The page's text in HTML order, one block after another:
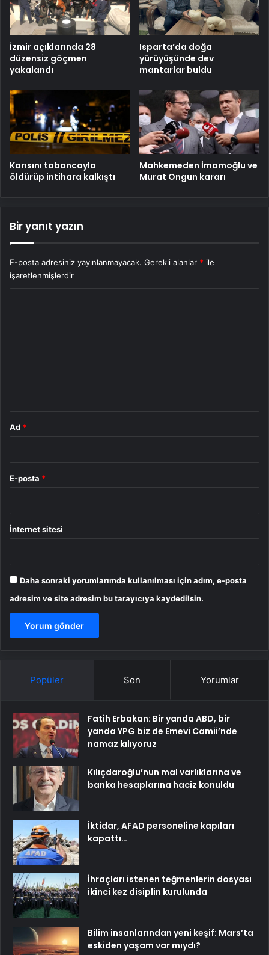
İzmir açıklarında 28
düzensiz göçmen
yakalandı
Isparta’da doğa
yürüyüşünde dev
mantarlar buldu
Karısını tabancayla
öldürüp intihara kalkıştı
Mahkemeden İmamoğlu ve
Murat Ongun kararı
Bir yanıt yazın
E-posta adresiniz yayınlanmayacak. Gerekli alanlar * ile
işaretlenmişlerdir
Ad *
E-posta *
İnternet sitesi
Daha sonraki yorumlarımda kullanılması için adım, e-posta
adresim ve site adresim bu tarayıcıya kaydedilsin.
Popüler Son Yorumlar
Fatih Erbakan: Bir yanda ABD, bir
yanda YPG biz de Emevi Camii’nde
namaz kılıyoruz
Kılıçdaroğlu’nun mal varlıklarına ve
banka hesaplarına haciz konuldu
İktidar, AFAD personeline kapıları
kapattı…
İhraçları istenen teğmenlerin dosyası
ikinci kez disiplin kurulunda
Bilim insanlarından yeni keşif: Mars’ta
eskiden yaşam var mıydı?